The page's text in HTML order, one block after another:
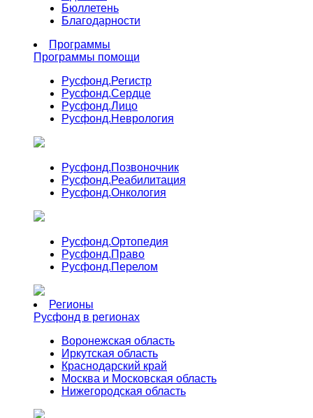
Бюллетень
Благодарности
Программы
Программы помощи
Русфонд.Регистр
Русфонд.Сердце
Русфонд.Лицо
Русфонд.Неврология
Русфонд.Позвоночник
Русфонд.Реабилитация
Русфонд.Онкология
Русфонд.Ортопедия
Русфонд.Право
Русфонд.Перелом
Регионы
Русфонд в регионах
Воронежская область
Иркутская область
Краснодарский край
Москва и Московская область
Нижегородская область